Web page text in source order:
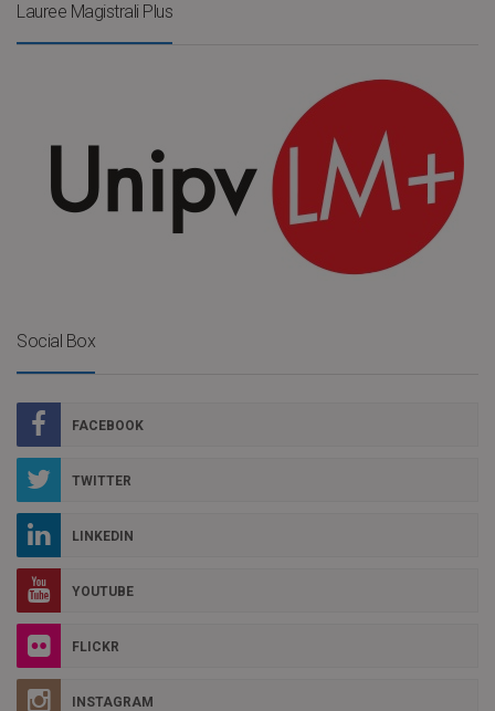
Lauree Magistrali Plus
Social Box
FACEBOOK
TWITTER
LINKEDIN
YOUTUBE
FLICKR
INSTAGRAM